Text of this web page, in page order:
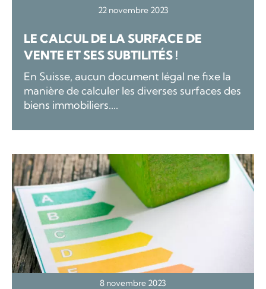
22 novembre 2023
LE CALCUL DE LA SURFACE DE
VENTE ET SES SUBTILITÉS !
En Suisse, aucun document légal ne fixe la
manière de calculer les diverses surfaces des
biens immobiliers....
8 novembre 2023